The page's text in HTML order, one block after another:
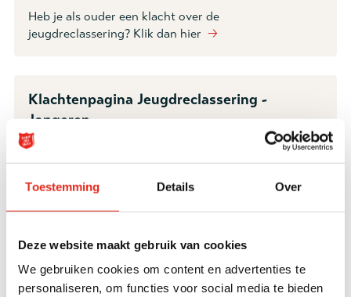
Toestemming Details Over
Deze website maakt gebruik van cookies
We gebruiken cookies om content en advertenties te
personaliseren, om functies voor social media te bieden
Heb je als ouder een klacht over de
jeugdreclassering? Klik dan hier 🡢
Klachtenpagina Jeugdreclassering -
Jongeren
Heb je als jongere een klacht over de
jeugdreclassering? Klik dan hier🡢
Jeugdbescherming en Jeugdreclassering.🡢